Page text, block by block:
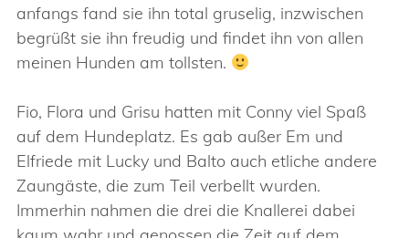
anfangs fand sie ihn total gruselig, inzwischen
begrüßt sie ihn freudig und findet ihn von allen
meinen Hunden am tollsten.
Fio, Flora und Grisu hatten mit Conny viel Spaß
auf dem Hundeplatz. Es gab außer Em und
Elfriede mit Lucky und Balto auch etliche andere
Zaungäste, die zum Teil verbellt wurden.
Immerhin nahmen die drei die Knallerei dabei